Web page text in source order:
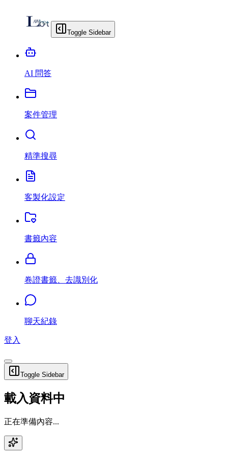
Toggle Sidebar
AI 問答
案件管理
精準搜尋
客製化設定
書籤內容
卷證書籤、去識別化
聊天紀錄
登入
Toggle Sidebar
載入資料中
正在準備內容...